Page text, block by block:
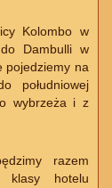
Kolombo w
do Dambulli w
pojedziemy na
południowej
wybrzeża i z
razem
hotelu